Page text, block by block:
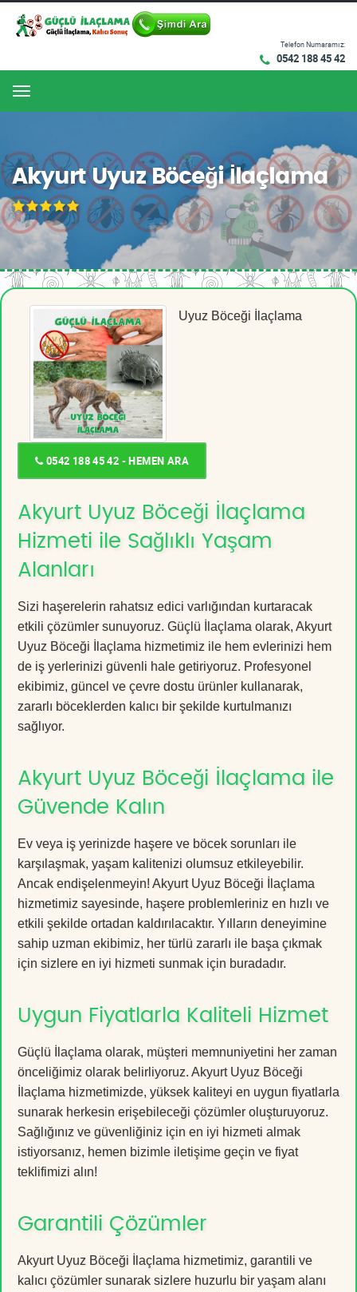
Telefon Numaramız:
0542 188 45 42
Menu
Akyurt Uyuz Böceği İlaçlama
Uyuz Böceği İlaçlama
0542 188 45 42 - HEMEN ARA
Akyurt Uyuz Böceği İlaçlama
Hizmeti ile Sağlıklı Yaşam
Alanları
Sizi haşerelerin rahatsız edici varlığından kurtaracak
etkili çözümler sunuyoruz. Güçlü İlaçlama olarak, Akyurt
Uyuz Böceği İlaçlama hizmetimiz ile hem evlerinizi hem
de iş yerlerinizi güvenli hale getiriyoruz. Profesyonel
ekibimiz, güncel ve çevre dostu ürünler kullanarak,
zararlı böceklerden kalıcı bir şekilde kurtulmanızı
sağlıyor.
Akyurt Uyuz Böceği İlaçlama ile
Güvende Kalın
Ev veya iş yerinizde haşere ve böcek sorunları ile
karşılaşmak, yaşam kalitenizi olumsuz etkileyebilir.
Ancak endişelenmeyin! Akyurt Uyuz Böceği İlaçlama
hizmetimiz sayesinde, haşere problemleriniz en hızlı ve
etkili şekilde ortadan kaldırılacaktır. Yılların deneyimine
sahip uzman ekibimiz, her türlü zararlı ile başa çıkmak
için sizlere en iyi hizmeti sunmak için buradadır.
Uygun Fiyatlarla Kaliteli Hizmet
Güçlü İlaçlama olarak, müşteri memnuniyetini her zaman
önceliğimiz olarak belirliyoruz. Akyurt Uyuz Böceği
İlaçlama hizmetimizde, yüksek kaliteyi en uygun fiyatlarla
sunarak herkesin erişebileceği çözümler oluşturuyoruz.
Sağlığınız ve güvenliğiniz için en iyi hizmeti almak
istiyorsanız, hemen bizimle iletişime geçin ve fiyat
teklifimizi alın!
Garantili Çözümler
Akyurt Uyuz Böceği İlaçlama hizmetimiz, garantili ve
kalıcı çözümler sunarak sizlere huzurlu bir yaşam alanı